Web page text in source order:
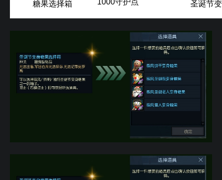
糖果选择箱 1000守护点 圣诞节